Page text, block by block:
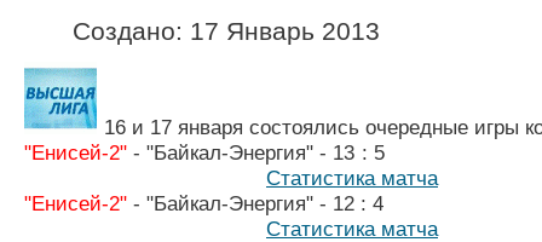
Создано: 17 Январь 2013
16 и 17 января состоялись очередные игры
"Енисей-2" - "Байкал-
Статистика матча
"Енисей-2" - "Байкал-Энергия" - 12
Статистика матча